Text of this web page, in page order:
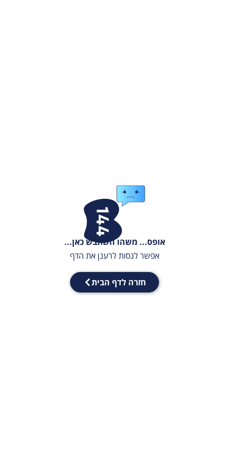
אופס... משהו השתבש כאן...
אפשר לנסות לרענן את הדף
חזרה לדף הבית